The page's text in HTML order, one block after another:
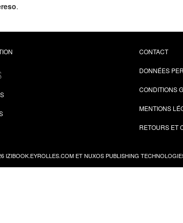
.
CONTACT
DONNÉES
CONDITIONS
MENTIONS
RETOURS ET
IZIBOOK.EYROLLES.COM ET NUXOS PUBLISHING